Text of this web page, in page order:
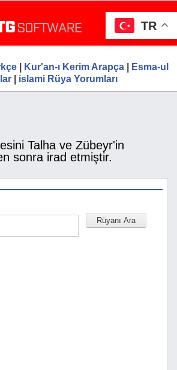
içeriğe
atla
Web Tasarım, Google
Firma Rehberi
Tasarım, Ücretsiz Firma Ekle
| Kur'an-ı Kerim Arapça|
Esma-ul
islami Rüya Yorumları
Talha ve Zübeyr'in
sonra irad etmiştir.
TR